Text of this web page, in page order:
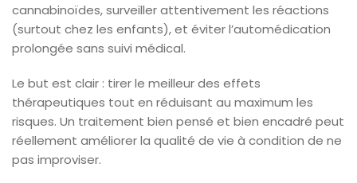
cannabinoïdes, surveiller attentivement les réactions
(surtout chez les enfants), et éviter l’automédication
prolongée sans suivi médical.
Le but est clair : tirer le meilleur des effets
thérapeutiques tout en réduisant au maximum les
risques. Un traitement bien pensé et bien encadré peut
réellement améliorer la qualité de vie à condition de ne
pas improviser.